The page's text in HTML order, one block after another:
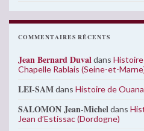
COMMENTAIRES RÉCENTS
Jean Bernard Duvaldans
Chapelle Rablais (Seine-et-
LEI-SAMdans Histoire de
SALOMON Jean-Micheldans
Jean d’Estissac (Dordogne)